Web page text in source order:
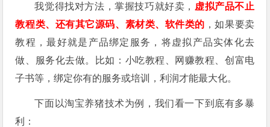
我觉得找对方法，掌握技巧就好卖， 虚拟产品不止
教程类、还有其它源码、素材类、软件类的 ，如果要卖
教程，最好就是产品绑定服务，将虚拟产品实体化去
做、服务化去做。比如：小吃教程、网赚教程、创富电
子书等，绑定你有的服务或培训，利润才能最大化。
下面以淘宝养猪技术为例，我们看一下到底有多暴
利：